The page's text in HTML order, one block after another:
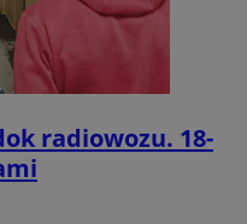
radiowozu. 18-